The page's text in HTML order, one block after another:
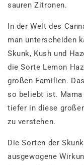
sauren Zitronen.
In der Welt des
man unterscheiden
Skunk, Kush und
die Sorte Lemon
großen Familien.
so beliebt ist.
tiefer in diese
zu verstehen.
Die Sorten der
ausgewogene